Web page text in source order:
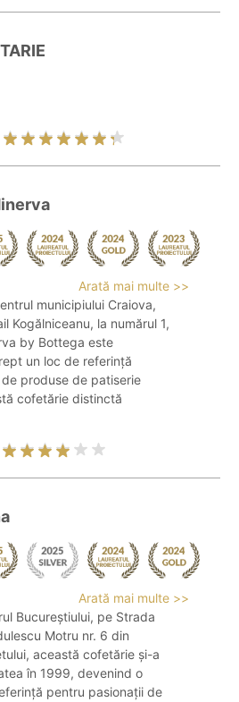
Arată mai multe >>
municipiului Craiova,
Kogălniceanu, la numărul 1,
by Bottega este
un loc de referință
produse de patiserie
cofetărie distinctă
Arată mai multe >>
Bucureștiului, pe Strada
Motru nr. 6 din
această cofetărie și-a
în 1999, devenind o
pentru pasionații de